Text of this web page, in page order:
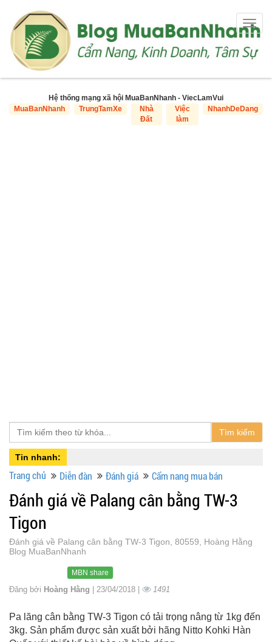
Hệ thống mạng xã hội MuaBanNhanh - ViecLamVui
MuaBanNhanh
TrungTamXe
Nhà
Đất
Việc
làm
NhanhDeDang
Tìm kiếm
Tin nhanh:
Trang chủ Diễn đàn Đánh giá Cẩm nang mua bán
Đánh giá về Palang cân bằng TW-3
Tigon
Đánh giá về Palang cân bằng TW-3 Tigon, 80559, Hoàng Hằng
Blog MuaBanNhanh
MBN share
Đăng bởi Hoàng Hằng | 23/04/2018 | 1491
Pa lăng cân bằng TW-3 Tigon có tải trọng nâng từ 1kg đến
3kg. Sản phẩm được sản xuất bởi hãng Nitto Kohki Hàn